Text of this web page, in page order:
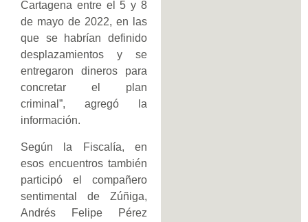
Cartagena entre el 5 y 8
de mayo de 2022, en las
que se habrían definido
desplazamientos y se
entregaron dineros para
concretar el plan
criminal”, agregó la
información.
Según la Fiscalía, en
esos encuentros también
participó el compañero
sentimental de Zúñiga,
Andrés Felipe Pérez